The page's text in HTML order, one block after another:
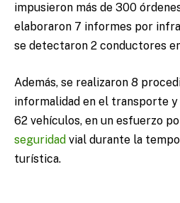
impusieron más de 300
elaboraron 7 informes por
se detectaron 2 conductores
Además, se realizaron 8
informalidad en el transporte
62 vehículos, en un esfuerzo
seguridad vial durante la
turística.